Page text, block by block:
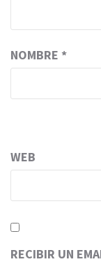
NOMBRE *
WEB
RECIBIR UN